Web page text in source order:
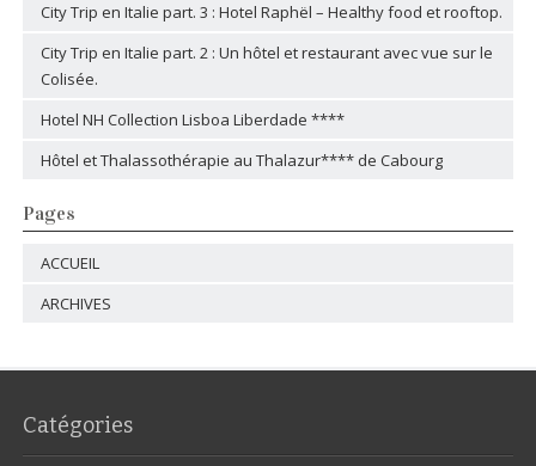
City Trip en Italie part. 3 : Hotel Raphël – Healthy food et rooftop.
City Trip en Italie part. 2 : Un hôtel et restaurant avec vue sur le
Colisée.
Hotel NH Collection Lisboa Liberdade ****
Hôtel et Thalassothérapie au Thalazur**** de Cabourg
Pages
ACCUEIL
ARCHIVES
Catégories